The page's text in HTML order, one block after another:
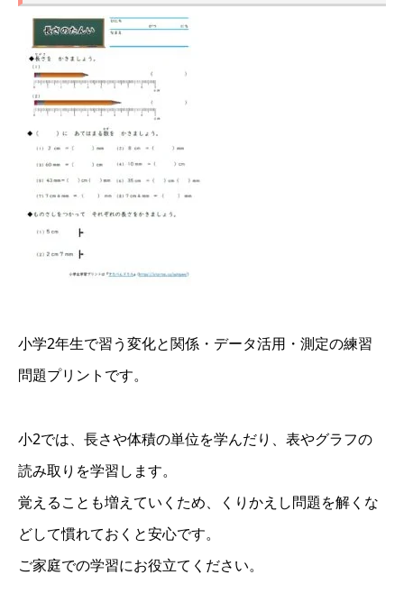
小学2年生で習う変化と関係・データ活用・測定の練習
問題プリントです。
小2では、長さや体積の単位を学んだり、表やグラフの
読み取りを学習します。
覚えることも増えていくため、くりかえし問題を解くな
どして慣れておくと安心です。
ご家庭での学習にお役立てください。